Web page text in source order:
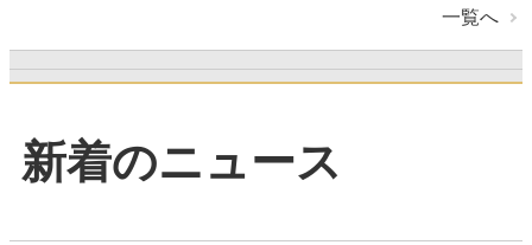
一覧へ
新着のニュース